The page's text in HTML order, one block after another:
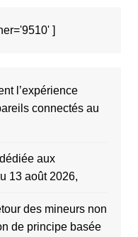
]
l’expérience
connectés au
aux
13 août 2026,
des mineurs non
de principe basée